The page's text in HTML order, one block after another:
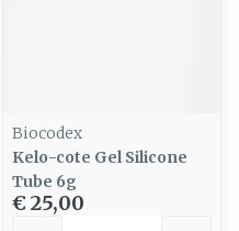
Biocodex
Kelo-cote Gel Silicone
Tube 6g
€ 25,00